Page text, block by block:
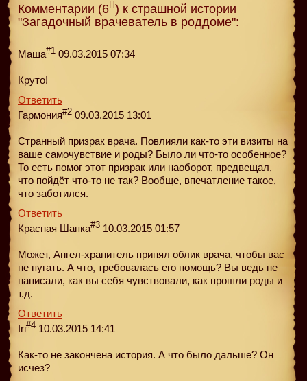
Комментарии (6 ) к страшной истории
"Загадочный врачеватель в роддоме":
Маша#1 09.03.2015 07:34
Круто!
Ответить
Гармония#2 09.03.2015 13:01
Странный призрак врача. Повлияли как-то эти визиты на
ваше самочувствие и роды? Было ли что-то особенное?
То есть помог этот призрак или наоборот, предвещал,
что пойдёт что-то не так? Вообще, впечатление такое,
что заботился.
Ответить
Красная Шапка#3 10.03.2015 01:57
Может, Ангел-хранитель принял облик врача, чтобы вас
не пугать. А что, требовалась его помощь? Вы ведь не
написали, как вы себя чувствовали, как прошли роды и
т.д.
Ответить
Iri#4 10.03.2015 14:41
Как-то не закончена история. А что было дальше? Он
исчез?